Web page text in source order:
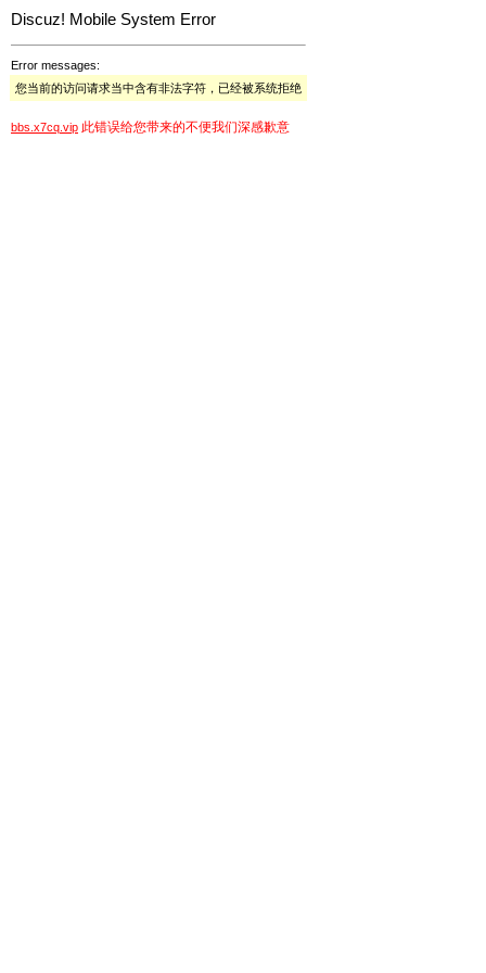
Discuz! Mobile System Error
Error messages:
您当前的访问请求当中含有非法字符，已经被系统拒绝
bbs.x7cq.vip 此错误给您带来的不便我们深感歉意